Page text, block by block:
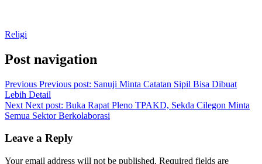
Religi
Post navigation
Previous Previous post: Sanuji Minta Catatan Sipil Bisa Dibuat
Lebih Detail
Next Next post: Buka Rapat Pleno TPAKD, Sekda Cilegon Minta
Semua Sektor Berkolaborasi
Leave a Reply
Your email address will not be published. Required fields are